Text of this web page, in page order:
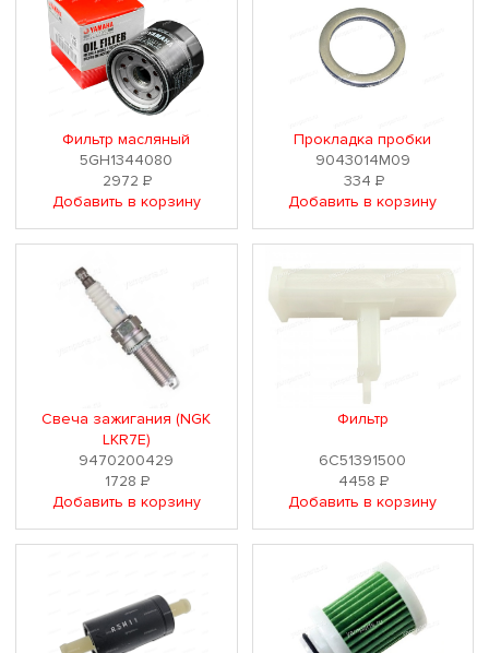
Фильтр масляный
5GH1344080
2972Р
Добавить в корзину
Прокладка пробки
9043014M09
334 Р
Добавить в корзину
Свеча зажигания (NGK
LKR7E)
9470200429
1728Р
Добавить в корзину
Фильтр
6C51391500
4458Р
Добавить в корзину